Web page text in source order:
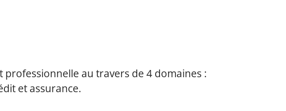
au travers de 4 domaines :
et assurance.